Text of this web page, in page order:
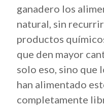
ganadero los
natural, sin
productos
que den mayor
solo eso, sino que
han alimentado
completamente